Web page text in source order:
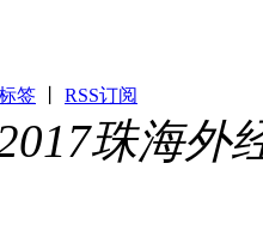
签 RSS订阅
珠海